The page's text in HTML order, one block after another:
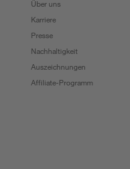
Über uns
Karriere
Presse
Nachhaltigkeit
Auszeichnungen
Affiliate-Programm